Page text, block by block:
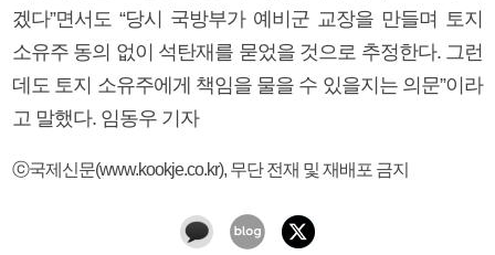
겠다”면서도 “당시 국방부가 예비군 교장을 만들며 토지
소유주 동의 없이 석탄재를 묻었을 것으로 추정한다. 그런
데도 토지 소유주에게 책임을 물을 수 있을지는 의문”이라
고 말했다. 임동우 기자
ⓒ국제신문(www.kookje.co.kr), 무단 전재 및 재배포 금지